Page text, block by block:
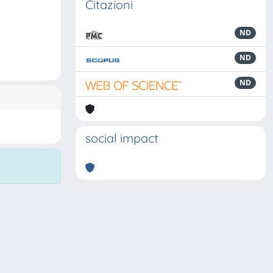
Citazioni
ND
ND
ND
social impact